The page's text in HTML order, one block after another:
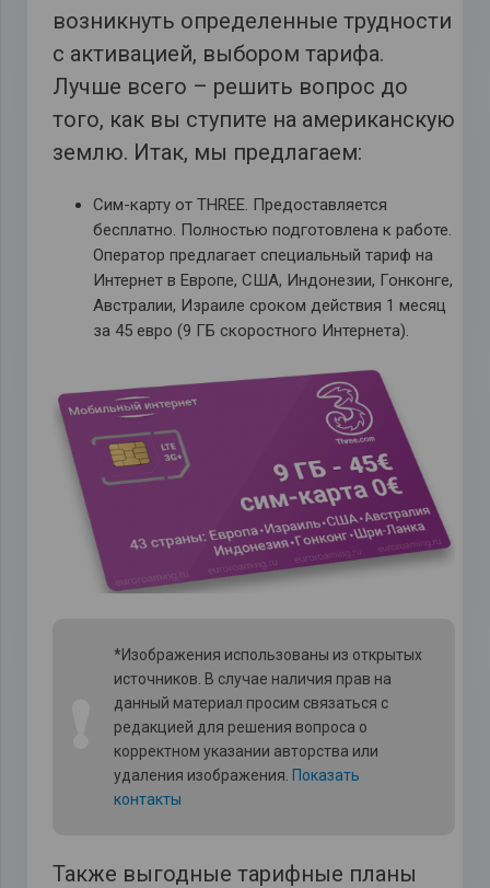
возникнуть определенные трудности
с активацией, выбором тарифа.
Лучше всего – решить вопрос до
того, как вы ступите на американскую
землю. Итак, мы предлагаем:
Сим-карту от THREE. Предоставляется
бесплатно. Полностью подготовлена к работе.
Оператор предлагает специальный тариф на
Интернет в Европе, США, Индонезии, Гонконге,
Австралии, Израиле сроком действия 1 месяц
за 45 евро (9 ГБ скоростного Интернета).
*Изображения использованы из открытых
источников. В случае наличия прав на
данный материал просим связаться с
редакцией для решения вопроса о
корректном указании авторства или
удаления изображения. Показать
контакты
Также выгодные тарифные планы